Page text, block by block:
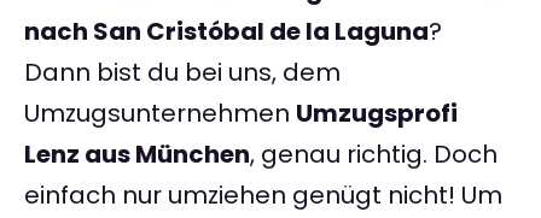
nach San Cristóbal de la Laguna?
Dann bist du bei uns, dem
Umzugsunternehmen Umzugsprofi
Lenz aus München, genau richtig. Doch
einfach nur umziehen genügt nicht! Um